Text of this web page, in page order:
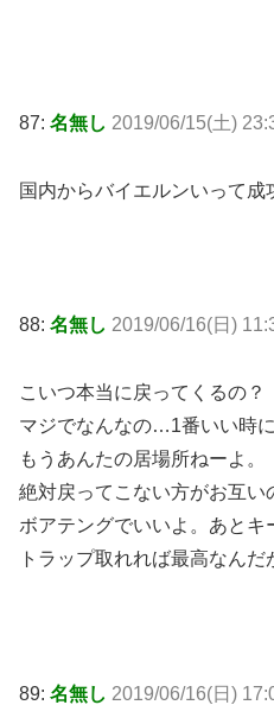
87: 名無し 2019/06/15(土)
国内からバイエルンいって
88: 名無し 2019/06/16(日)
こいつ本当に戻ってくるの？
マジでなんなの…1番いい時
もうあんたの居場所ねーよ。
絶対戻ってこない方がお互い
ボアテングでいいよ。あとキ
トラップ取れれば最高なんだ
89: 名無し 2019/06/16(日)